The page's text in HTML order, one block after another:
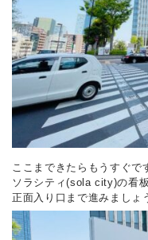
ここまできたらもうすぐで
ソラシティ(sola city)の看
正面入り口まで進みましょ